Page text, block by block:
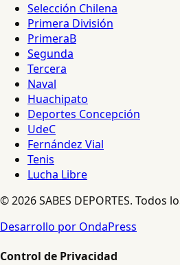
Selección Chilena
Primera División
PrimeraB
Segunda
Tercera
Naval
Huachipato
Deportes Concepción
UdeC
Fernández Vial
Tenis
Lucha Libre
© 2026 SABES DEPORTES. Todos
Desarrollo por OndaPress
Control de Privacidad